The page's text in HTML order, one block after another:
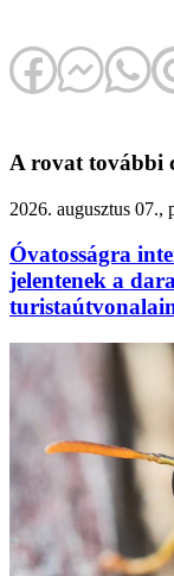
A rovat további
2026. augusztus 07.,
Óvatosságra
jelentenek a